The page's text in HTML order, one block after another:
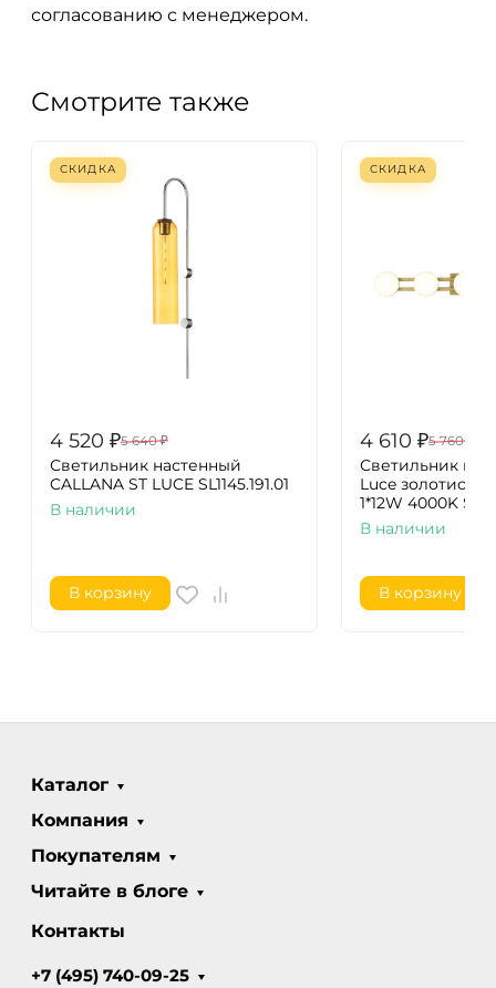
согласованию с менеджером.
Смотрите также
СКИДКА
4 520 ₽5 640 ₽
Светильник настенный
CALLANA ST LUCE SL1145.191.01
В наличии
В корзину
СКИДКА
4 610 ₽5 760
Светильник
Luce
1*12W 4000K
В наличии
В корзину
Каталог
Компания
Покупателям
Читайте в блоге
Контакты
+7 (495) 740-09-25